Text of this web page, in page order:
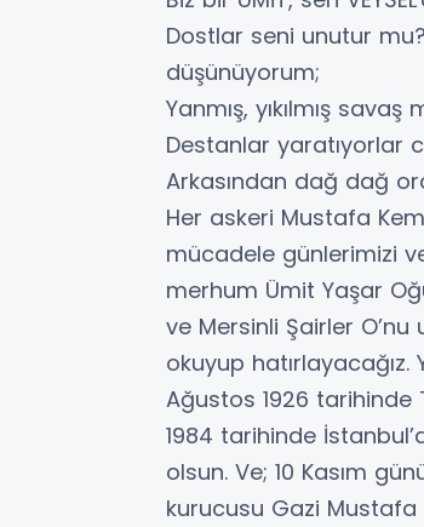
Dostlar seni unutur
düşünüyorum;
Yanmış, yıkılmış
Destanlar yaratıyorlar
Arkasından dağ dağ
Her askeri Mustafa
mücadele günlerimizi
merhum Ümit Yaşar
ve Mersinli Şairler
okuyup
Ağustos 1926 tarihinde
1984 tarihinde
olsun. Ve; 10 Kasım
kurucusu Gazi Mustafa